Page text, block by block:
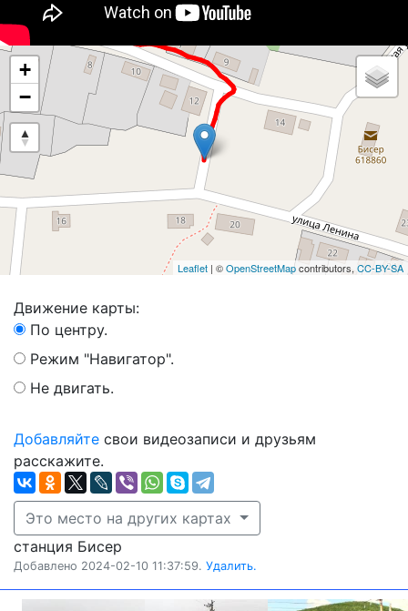
+
−
Leaflet | ©OpenStreetMapcontributors, CC-BY-SA
Движение карты:
По центру.
Режим "Навигатор".
Не двигать.
Добавляйте свои видеозаписи и друзьям
расскажите.
Это место на других картах
станция Бисер
Добавлено 2024-02-10 11:37:59. Удалить.